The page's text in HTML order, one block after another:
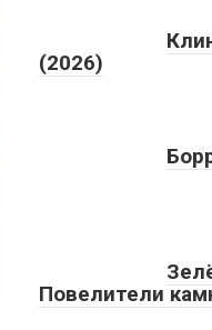
(2026)
Повелители